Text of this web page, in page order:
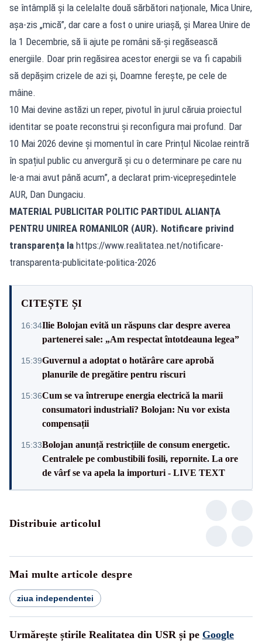
se întâmplă și la celelalte două sărbători naționale, Mica Unire,
așa-zis „mică”, dar care a fost o unire uriașă, și Marea Unire de
la 1 Decembrie, să îi ajute pe români să-și regăsească
energiile. Doar prin regăsirea acestor energii se va fi capabili
să depășim crizele de azi și, Doamne ferește, pe cele de
mâine.
10 Mai devine astăzi un reper, pivotul în jurul căruia proiectul
identitar se poate reconstrui și reconfigura mai profund. Dar
10 Mai 2026 devine și momentul în care Prințul Nicolae reintră
în spațiul public cu anvergură și cu o determinare pe care nu
le-a mai avut până acum”, a declarat prim-vicepreședintele
AUR, Dan Dungaciu.
MATERIAL PUBLICITAR POLITIC PARTIDUL ALIANȚA
PENTRU UNIREA ROMANILOR (AUR). Notificare privind
transparența la https://www.realitatea.net/notificare-
transparenta-publicitate-politica-2026
CITEȘTE ȘI
16:34Ilie Bolojan evită un răspuns clar despre averea
partenerei sale: „Am respectat întotdeauna legea”
15:39Guvernul a adoptat o hotărâre care aprobă
planurile de pregătire pentru riscuri
15:36Cum se va întrerupe energia electrică la marii
consumatori industriali? Bolojan: Nu vor exista
compensații
15:33Bolojan anunță restricțiile de consum energetic.
Centralele pe combustibili fosili, repornite. La ore
de vârf se va apela la importuri - LIVE TEXT
Distribuie articolul
Mai multe articole despre
ziua independentei
Urmărește știrile Realitatea din USR și pe Google